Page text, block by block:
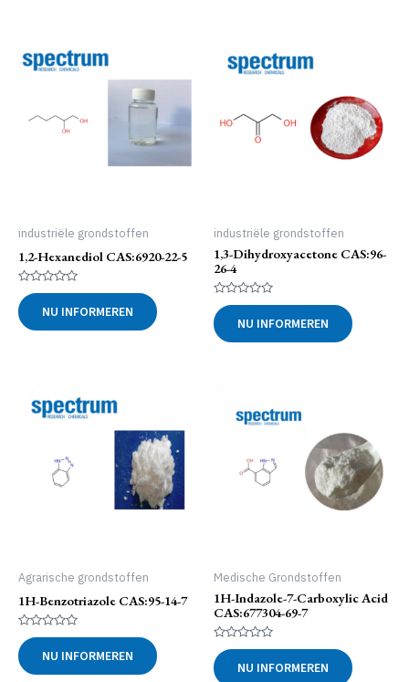
industriële grondstoffen
1,2-Hexanediol CAS:6920-22-5
Gewaardeerd
0
uit
5
NU INFORMEREN
industriële grondstoffen
1,3-Dihydroxyacetone CAS:96-
26-4
Gewaardeerd
0
uit
5
NU INFORMEREN
Agrarische grondstoffen
1H-Benzotriazole CAS:95-14-7
Gewaardeerd
0
uit
5
NU INFORMEREN
Medische Grondstoffen
1H-Indazole-7-Carboxylic Acid
CAS:677304-69-7
Gewaardeerd
0
uit
NU INFORMEREN